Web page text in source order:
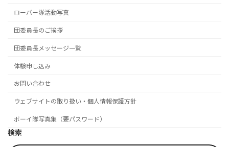
ローバー隊活動写真
団委員長のご挨拶
団委員長メッセージ一覧
体験申し込み
お問い合わせ
ウェブサイトの取り扱い・個人情報保護方針
ボーイ隊写真集（要パスワード）
検索